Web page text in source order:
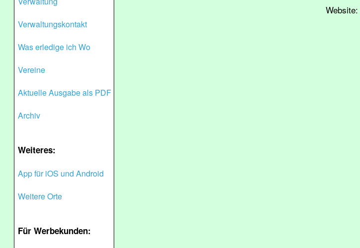
Verwaltungskontakt
Was erledige ich Wo
Vereine
Aktuelle Ausgabe als PDF
Archiv
Weiteres:
App für iOS und Android
Weitere Orte
Für Werbekunden:
Website: